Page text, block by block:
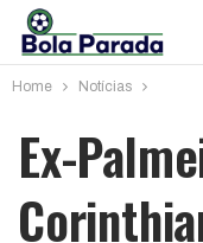
Home Notícias
Ex-